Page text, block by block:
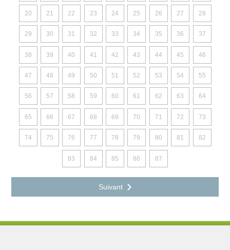
20 21 22 23 24 25 26 27 28
29 30 31 32 33 34 35 36 37
38 39 40 41 42 43 44 45 46
47 48 49 50 51 52 53 54 55
56 57 58 59 60 61 62 63 64
65 66 67 68 69 70 71 72 73
74 75 76 77 78 79 80 81 82
83 84 85 86 87